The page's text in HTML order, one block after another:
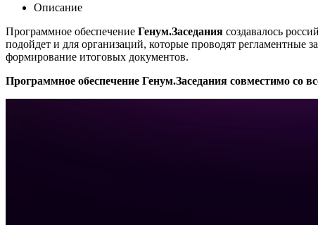
Описание
Программное обеспечение Генум.Заседания создавалось
подойдет и для организаций, которые проводят регламентные
формирование итоговых документов.
Программное обеспечение Генум.Заседания совместимо со